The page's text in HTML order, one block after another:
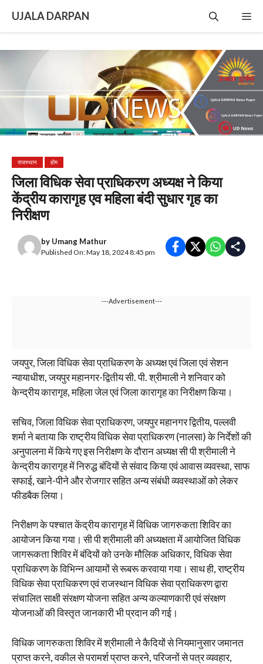
content
UJALA DARPAN
राजस्थान होम
जिला विधिक सेवा प्राधिकरण अध्यक्ष ने किया
केंद्रीय कारागृह एव महिला बंदी सुधार गृह का
निरीक्षण
by Umang Mathur
Published On: May 18, 2024 8:45 pm
---Advertisement---
जयपुर, जिला विधिक सेवा प्राधिकरण के अध्यक्ष एवं जिला एवं सेशन
न्यायाधीश, जयपुर महानगर-द्वितीय सी. पी. श्रीमाली ने शनिवार को
केन्द्रीय कारागृह, महिला जेल एवं जिला कारागृह का निरीक्षण किया।
सचिव, जिला विधिक सेवा प्राधिकरण, जयपुर महानगर द्वितीय, पल्लवी
शर्मा ने बताया कि राष्ट्रीय विधिक सेवा प्राधिकरण (नालसा) के निर्देशों की
अनुपालना में किये गए इस निरीक्षण के दौरान अध्यक्ष सी पी श्रीमाली ने
केन्द्रीय कारागृह में निरुद्ध बंदियों से संवाद किया एवं आवास व्यवस्था, साफ
सफाई, खाने-पीने और रोजगार सहित अन्य संबंधी व्यवस्थाओं को लेकर
फीडबैक लिया।
निरीक्षण के पश्चात केंद्रीय कारागृह में विधिक जागरुकता शिविर का
आयोजन किया गया। सी पी श्रीमाली की अध्यक्षता में आयोजित विधिक
जागरूकता शिविर में बंदियों को उनके मौलिक अधिकार, विधिक सेवा
प्राधिकरण के विभिन्न आयामों से रूबरू करवाया गया। साथ ही, राष्ट्रीय
विधिक सेवा प्राधिकरण एवं राजस्थान विधिक सेवा प्राधिकरण द्वारा
संचालित साक्षी संरक्षण योजना सहित अन्य कल्याणकारी एवं संरक्षण
योजनाओं की विस्तृत जानकारी भी प्रदान की गई।
विधिक जागरुकता शिविर में श्रीमाली ने कैदियों से नियमानुसार जमानत
प्राप्त करने, वकील से परामर्श प्राप्त करने, परिजनों से पत्र व्यवहार,